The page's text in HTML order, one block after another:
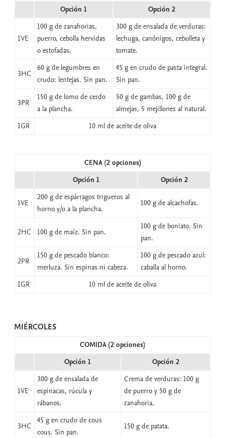
Opción 1 Opción 2
1VE
100 g de zanahorias,
puerro, cebolla hervidas
o estofadas.
300 g de ensalada de verduras:
lechuga, canónigos, cebolleta y
tomate.
3HC
60 g de legumbres en
crudo: lentejas. Sin pan.
45 g en crudo de pasta integral.
Sin pan.
3PR
150 g de lomo de cerdo
a la plancha.
50 g de gambas, 100 g de
almejas, 5 mejillones al natural.
1GR
10 ml de aceite de oliva
CENA (2 opciones)
Opción 1
Opción 2
1VE
200 g de espárragos trigueros al
horno y/o a la plancha.
100 g de alcachofas.
2HC 100 g de maíz. Sin pan.
100 g de boniato. Sin
pan.
2PR
150 g de pescado blanco:
merluza. Sin espinas ni cabeza.
100 g de pescado azul:
caballa al horno.
1GR
10 ml de aceite de oliva
MIÉRCOLES
COMIDA (2 opciones)
Opción 1
Opción 2
1VE
300 g de ensalada de
espinacas, rúcula y
rábanos.
Crema de verduras: 100 g
de puerro y 50 g de
zanahoria.
3HC
45 g en crudo de cous
cous. Sin pan.
150 g de patata.